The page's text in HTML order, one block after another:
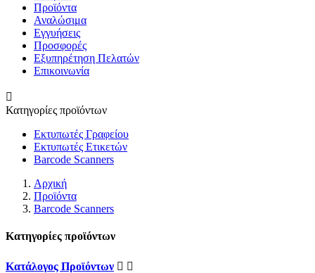
Προϊόντα
Αναλώσιμα
Εγγυήσεις
Προσφορές
Εξυπηρέτηση Πελατών
Επικοινωνία

Κατηγορίες προϊόντων
Εκτυπωτές Γραφείου
Εκτυπωτές Ετικετών
Barcode Scanners
Αρχική
Προϊόντα
Barcode Scanners
Κατηγορίες προϊόντων
Κατάλογος Προϊόντων  